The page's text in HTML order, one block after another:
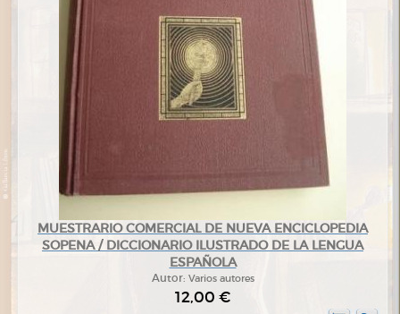
MUESTRARIO COMERCIAL DE NUEVA ENCICLOPEDIA
SOPENA / DICCIONARIO ILUSTRADO DE LA LENGUA
ESPAÑOLA
Autor: Varios autores
12,00 €